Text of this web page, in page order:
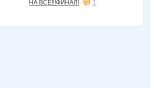
НА ВСЁ!!!ФИНАЛ!
1